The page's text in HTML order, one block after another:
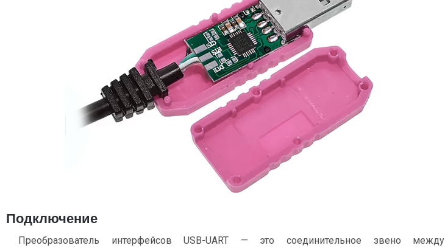
Подключение
Преобразователь интерфейсов USB-UART — это соединительное звено между